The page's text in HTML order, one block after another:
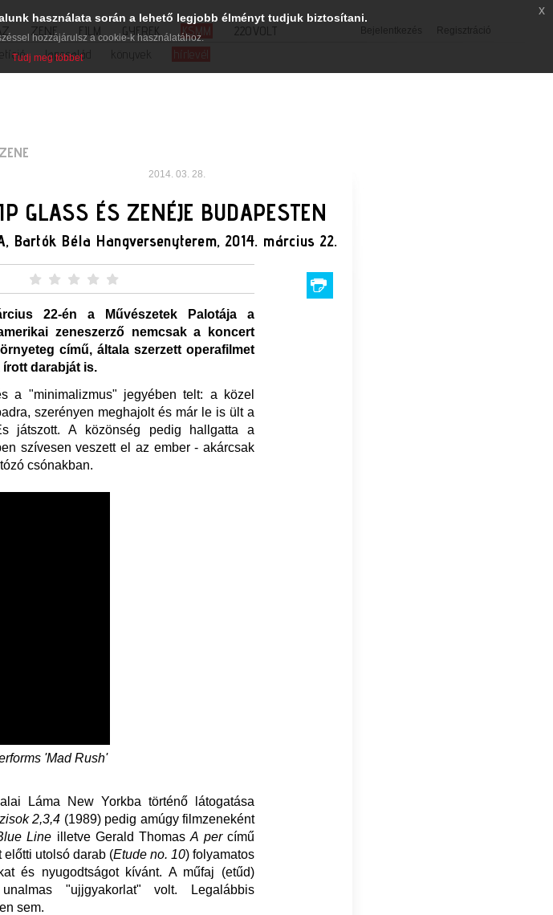
Bejelentkezés Regisztráció
ZENE FILM GYEREK KSMM
220VOLT
lapcsalád könyvek hírlevél
ZENE
2014. 03. 28.
GLASS ÉS ZENÉJE BUDAPESTEN
Bartók Béla Hangversenyterem, 2014. március 22.
22-én a Művészetek Palotája a
zeneszerző nemcsak a koncert
című, általa szerzett operafilmet
darabját is.
a "minimalizmus" jegyében telt: a közel
szerényen meghajolt és már le is ült a
játszott. A közönség pedig hallgatta a
szívesen veszett el az ember - akárcsak
csónakban.
'Mad Rush'
Láma New Yorkba történő látogatása
2,3,4 (1989) pedig amúgy filmzeneként
Line illetve Gerald ThomasA percímű
előtti utolsó darab (Etude no. 10) folyamatos
és nyugodtságot kívánt. A műfaj (etűd)
"ujjgyakorlat" volt. Legalábbis
sem.
használata során a lehető legjobb élményt tudjuk biztosítani.
hozzájárulsz a cookie-k használatához.
Tudj meg többet
x